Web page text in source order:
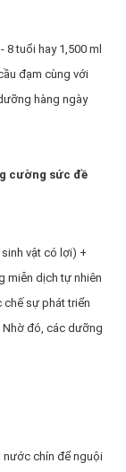
tuổi hay 1,500 ml
đạm cùng với
hàng ngày
cường sức đề
vật có lợi) +
miễn dịch tự nhiên
sự phát triển
Nhờ đó, các dưỡng
nước chín để nguội